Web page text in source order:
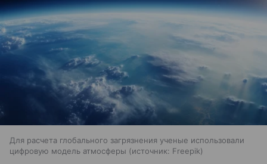
Для расчета глобального загрязнения ученые использовали
цифровую модель атмосферы
источник: Freepik